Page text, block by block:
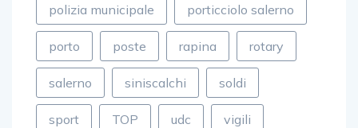
polizia municipale porticciolo salerno
porto poste rapina rotary
salerno siniscalchi soldi
sport TOP udc vigili